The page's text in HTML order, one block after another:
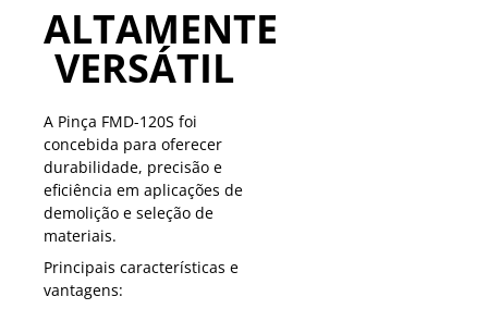
ALTAMENTE
VERSÁTIL
A Pinça FMD-120S foi
concebida para oferecer
durabilidade, precisão e
eficiência em aplicações de
demolição e seleção de
materiais.
Principais características e
vantagens: